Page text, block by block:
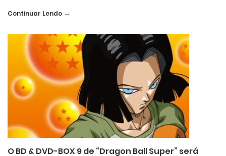
Continuar Lendo →
O BD & DVD-BOX 9 de “Dragon Ball Super” será